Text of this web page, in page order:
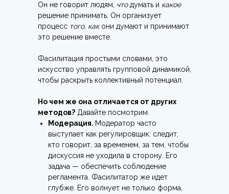
Он не говорит людям,
что думать и какое
решение принимать. Он организует
процесс того, как они думают и принимают
это решение вместе.
Фасилитация простыми словами, это
искусство управлять групповой динамикой,
чтобы раскрыть коллективный потенциал.
Но чем же она отличается от других
методов? Давайте посмотрим.
Модерация. Модератор часто
выступает как регулировщик: следит,
кто говорит, за временем, за тем, чтобы
дискуссия не уходила в сторону. Его
задача — обеспечить соблюдение
регламента. Фасилитатор же идет
глубже. Его волнует не только форма,